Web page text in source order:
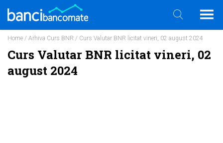
Home / Arhiva Curs BNR / Curs Valutar BNR licitat vineri, 02 august 2024
Curs Valutar BNR licitat vineri, 02
august 2024